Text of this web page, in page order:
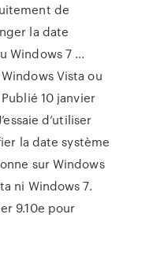
de
la date
Windows 7 ...
Vista ou
10 janvier
d’utiliser
la date système
sur Windows
ni Windows 7.
9.10e pour